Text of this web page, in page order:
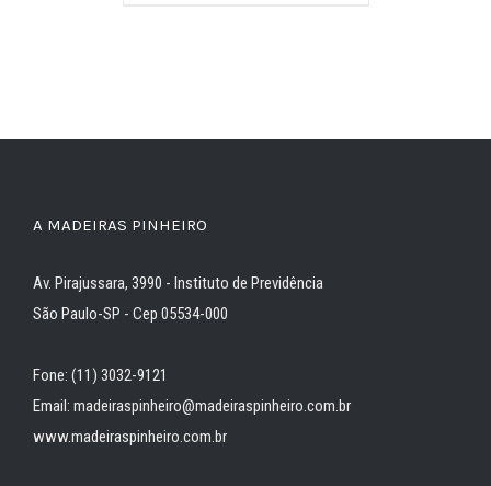
A MADEIRAS PINHEIRO
Av. Pirajussara, 3990 - Instituto de Previdência
São Paulo-SP - Cep 05534-000
Fone: (11) 3032-9121
Email: madeiraspinheiro@madeiraspinheiro.com.br
www.madeiraspinheiro.com.br